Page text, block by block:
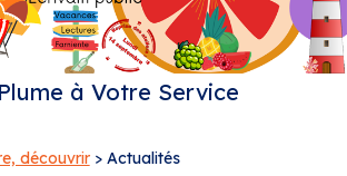
à Votre Service
découvrir> Actualités